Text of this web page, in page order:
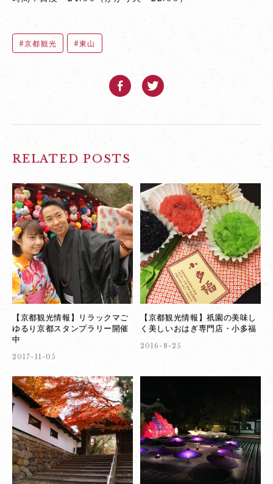
京都観光 東山
RELATED POSTS
【京都観光情報】リラックマご
ゆるり京都スタンプラリー開催
中
2017-11-05
【京都観光情報】祇園の美味し
く美しいおはぎ専門店・小多福
2016-8-25